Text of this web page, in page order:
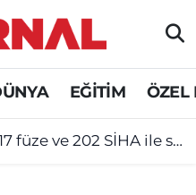
EĞİTİM ÖZEL
202 SİHA ile saldırı düzenledi